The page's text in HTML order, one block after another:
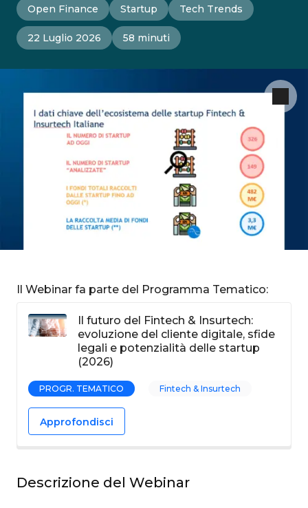
Open Finance Startup Tech Trends
22 Luglio 2026 58 minuti
Il Webinar fa parte del Programma Tematico:
Il futuro del Fintech & Insurtech:
evoluzione del cliente digitale, sfide
legali e potenzialità delle startup
(2026)
PROGR. TEMATICO Fintech & Insurtech
Approfondisci
Descrizione del Webinar